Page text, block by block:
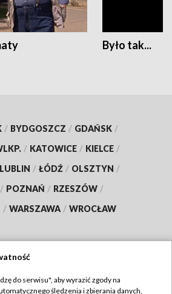
Było tak...
/ BYDGOSZCZ / GDAŃSK /
/ KATOWICE / KIELCE /
LUBLIN / ŁÓDŹ / OLSZTYN /
/ POZNAŃ / RZESZÓW /
/ WARSZAWA / WROCŁAW
do serwisu", aby wyrazić zgody na
śledzenia i zbierania danych,